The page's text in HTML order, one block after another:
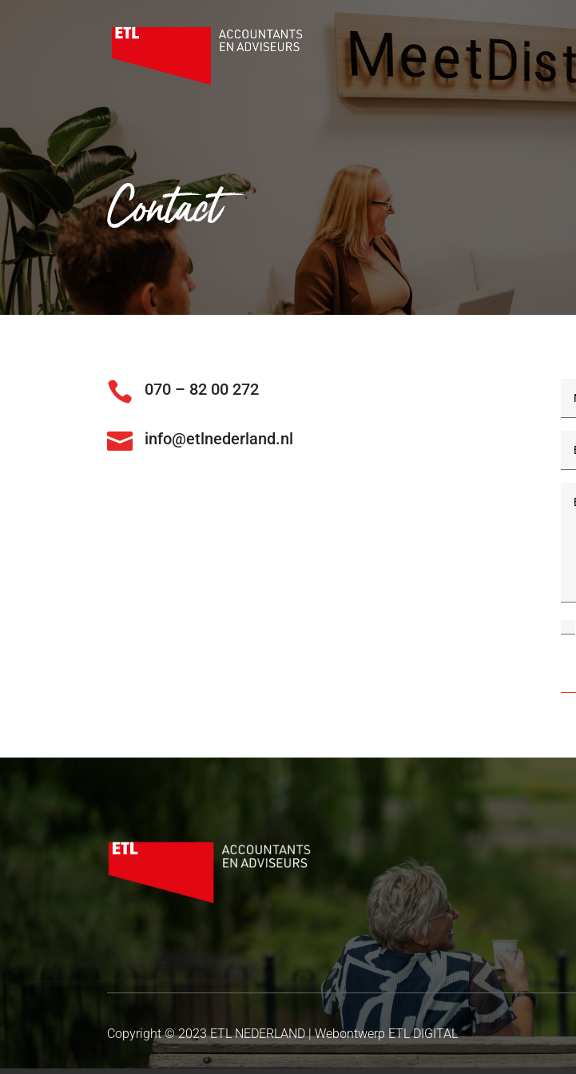
Contact
 070 – 82 00 272
 info@etlnederland.nl
Copyright © 2023 ETL NEDERLAND | Webontwerp ETL DIGITAL